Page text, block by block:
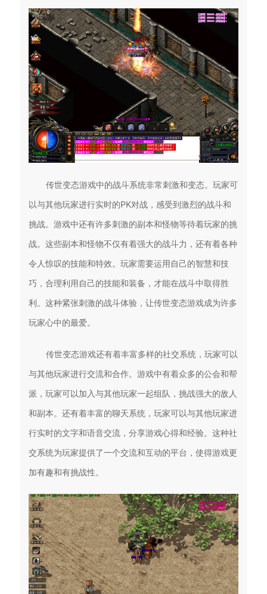
传世变态游戏中的战斗系统非常刺激和变态。玩家可
以与其他玩家进行实时的PK对战，感受到激烈的战斗和
挑战。游戏中还有许多刺激的副本和怪物等待着玩家的挑
战。这些副本和怪物不仅有着强大的战斗力，还有着各种
令人惊叹的技能和特效。玩家需要运用自己的智慧和技
巧，合理利用自己的技能和装备，才能在战斗中取得胜
利。这种紧张刺激的战斗体验，让传世变态游戏成为许多
玩家心中的最爱。
传世变态游戏还有着丰富多样的社交系统，玩家可以
与其他玩家进行交流和合作。游戏中有着众多的公会和帮
派，玩家可以加入与其他玩家一起组队，挑战强大的敌人
和副本。还有着丰富的聊天系统，玩家可以与其他玩家进
行实时的文字和语音交流，分享游戏心得和经验。这种社
交系统为玩家提供了一个交流和互动的平台，使得游戏更
加有趣和有挑战性。